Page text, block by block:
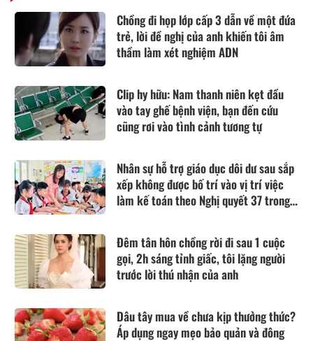
Chồng đi họp lớp cấp 3 dẫn về một đứa
trẻ, lời đề nghị của anh khiến tôi âm
thầm làm xét nghiệm ADN
Clip hy hữu: Nam thanh niên kẹt đầu
vào tay ghế bệnh viện, bạn đến cứu
cũng rơi vào tình cảnh tương tự
Nhân sự hỗ trợ giáo dục dôi dư sau sắp
xếp không được bố trí vào vị trí việc
làm kế toán theo Nghị quyết 37 trong
Đêm tân hôn chồng rời đi sau 1 cuộc
gọi, 2h sáng tỉnh giấc, tôi lặng người
trước lời thú nhận của anh
Dâu tây mua về chưa kịp thưởng thức?
Áp dụng ngay mẹo bảo quản và đông